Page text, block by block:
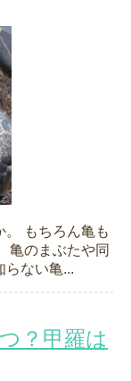
もちろん亀も
亀のまぶたや同
らない亀...
？甲羅は